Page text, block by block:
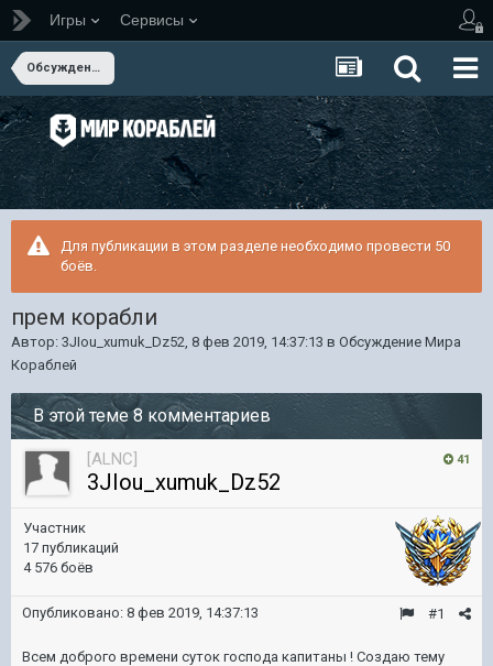
Игры Сервисы
Обсуждение Мира Кораблей
Для публикации в этом разделе необходимо провести 50
боёв.
прем корабли
Автор: 3JIou_xumuk_Dz52, 8 фев 2019, 14:37:13 в Обсуждение Мира
Кораблей
В этой теме 8 комментариев
41
[ALNC]
3JIou_xumuk_Dz52
Участник
17 публикаций
4 576 боёв
#1
Опубликовано: 8 фев 2019, 14:37:13
Всем доброго времени суток господа капитаны ! Создаю тему